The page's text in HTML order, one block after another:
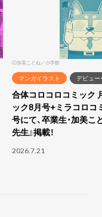
Ⓒ加美ことね／小学館
マンガイラスト デビュー
合体コロコロコミック
ック8月号+ミラコロコ
号にて、卒業生・加美こ
先生』掲載！
2026.7.21